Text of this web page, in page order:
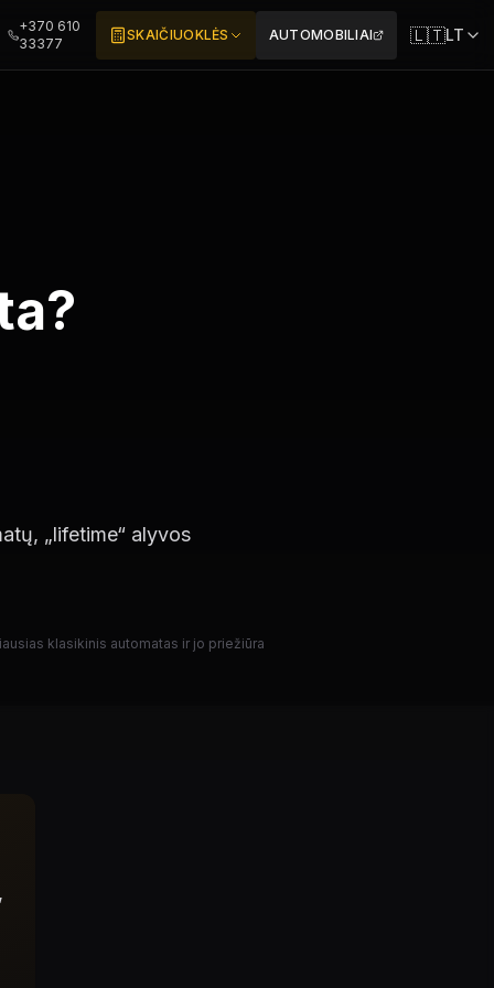
+370 610
33377
SKAIČIUOKLĖS AUTOMOBILIAI 🇱🇹LT
„lifetime“ alyvos
klasikinis automatas ir jo priežiūra